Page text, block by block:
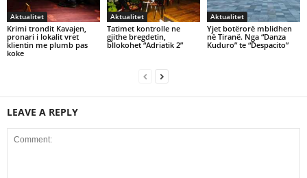
Aktualitet
Krimi trondit Kavajen,
pronari i lokalit vret
klientin me plumb pas
koke
Aktualitet
Tatimet kontrolle ne
gjithe bregdetin,
bllokohet “Adriatik 2”
Aktualitet
Yjet botërorë mblidhen
në Tiranë. Nga “Danza
Kuduro” te “Despacito”
LEAVE A REPLY